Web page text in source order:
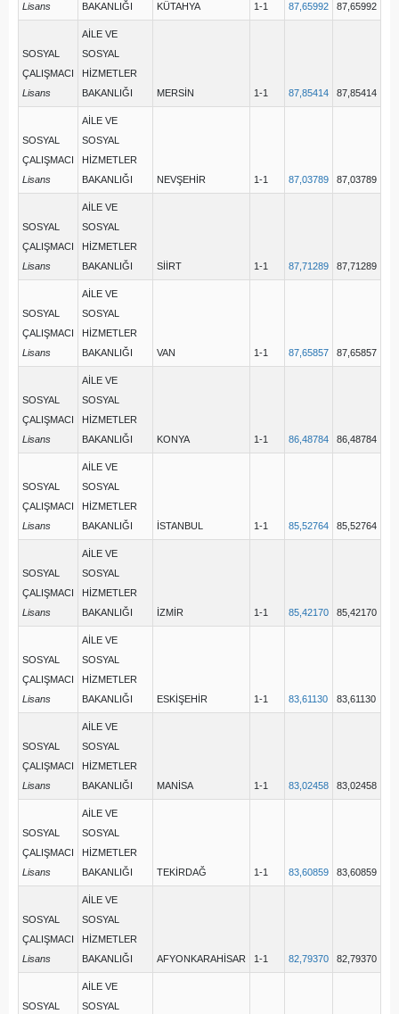
Lisans
BAKANLIĞI
KÜTAHYA 1-1 87,65992 87,65992
SOSYAL
ÇALIŞMACI
Lisans
AİLE VE
SOSYAL
HİZMETLER
BAKANLIĞI
MERSİN 1-1 87,85414 87,85414
SOSYAL
ÇALIŞMACI
Lisans
AİLE VE
SOSYAL
HİZMETLER
BAKANLIĞI
NEVŞEHİR 1-1 87,03789 87,03789
SOSYAL
ÇALIŞMACI
Lisans
AİLE VE
SOSYAL
HİZMETLER
BAKANLIĞI
SİİRT 1-1 87,71289 87,71289
SOSYAL
ÇALIŞMACI
Lisans
AİLE VE
SOSYAL
HİZMETLER
BAKANLIĞI
VAN 1-1 87,65857 87,65857
SOSYAL
ÇALIŞMACI
Lisans
AİLE VE
SOSYAL
HİZMETLER
BAKANLIĞI
KONYA 1-1 86,48784 86,48784
SOSYAL
ÇALIŞMACI
Lisans
AİLE VE
SOSYAL
HİZMETLER
BAKANLIĞI
İSTANBUL 1-1 85,52764 85,52764
SOSYAL
ÇALIŞMACI
Lisans
AİLE VE
SOSYAL
HİZMETLER
BAKANLIĞI
İZMİR 1-1 85,42170 85,42170
SOSYAL
ÇALIŞMACI
Lisans
AİLE VE
SOSYAL
HİZMETLER
BAKANLIĞI
ESKİŞEHİR 1-1 83,61130 83,61130
SOSYAL
ÇALIŞMACI
Lisans
AİLE VE
SOSYAL
HİZMETLER
BAKANLIĞI
MANİSA 1-1 83,02458 83,02458
SOSYAL
ÇALIŞMACI
Lisans
AİLE VE
SOSYAL
HİZMETLER
BAKANLIĞI
TEKİRDAĞ 1-1 83,60859 83,60859
SOSYAL
ÇALIŞMACI
Lisans
AİLE VE
SOSYAL
HİZMETLER
BAKANLIĞI
AFYONKARAHİSAR 1-1 82,79370 82,79370
SOSYAL
AİLE VE
SOSYAL